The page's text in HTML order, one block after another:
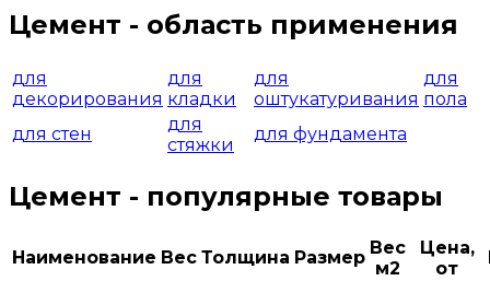
Цемент - область применения
для
декорирования
для
кладки
для
оштукатуривания
для
пола
для стен
для
стяжки
для фундамента
Цемент - популярные товары
Наименование Вес Толщина Размер Вес
м2
Цена,
от